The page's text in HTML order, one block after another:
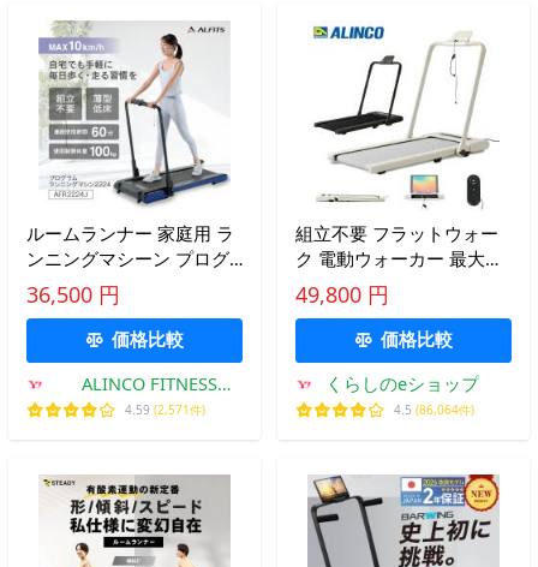
ルームランナー 家庭用 ラ
ンニングマシーン プログ
ラムランニングマシン
2224 MAX10m/h 1年保証
AFR2224J アルインコ
36,500 円
価格比較
ALINCO FITNESS
Yahoo!店
4.59 (2,571件)
組立不要 フラットウォー
ク 電動ウォーカー 最大時
速10km プログラム12種類
タブレットトレー付 折り
たたみ式 超薄型 AFJ2025
アイボリー アルインコ
ALINCO
49,800 円
価格比較
くらしのeショップ
4.5 (86,064件)